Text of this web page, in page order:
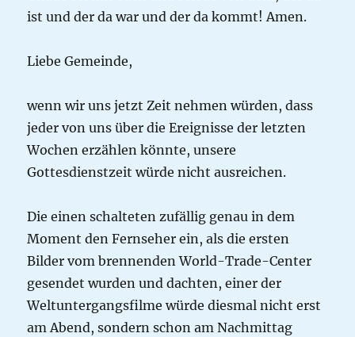
ist und der da war und der da kommt! Amen.
Liebe Gemeinde,
wenn wir uns jetzt Zeit nehmen würden, dass
jeder von uns über die Ereignisse der letzten
Wochen erzählen könnte, unsere
Gottesdienstzeit würde nicht ausreichen.
Die einen schalteten zufällig genau in dem
Moment den Fernseher ein, als die ersten
Bilder vom brennenden World-Trade-Center
gesendet wurden und dachten, einer der
Weltuntergangsfilme würde diesmal nicht erst
am Abend, sondern schon am Nachmittag